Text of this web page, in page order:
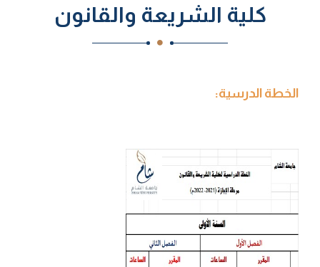
كلية الشريعة والقانون
الخطة الدرسية: